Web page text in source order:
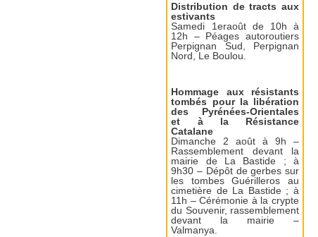
Distribution de tracts aux
estivants
Samedi 1eraoût de 10h à
12h – Péages autoroutiers
Perpignan Sud, Perpignan
Nord, Le Boulou.
Hommage aux résistants
tombés pour la libération
des Pyrénées-Orientales
et à la Résistance
Catalane
Dimanche 2 août à 9h –
Rassemblement devant la
mairie de La Bastide ; à
9h30 – Dépôt de gerbes sur
les tombes Guérilleros au
cimetière de La Bastide ; à
11h – Cérémonie à la crypte
du Souvenir, rassemblement
devant la mairie –
Valmanya.